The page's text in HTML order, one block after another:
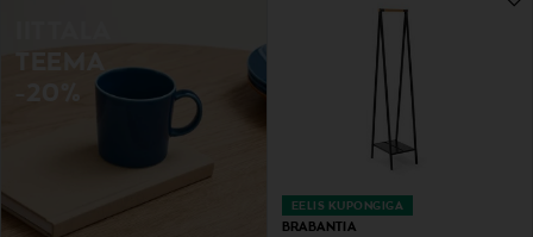
EELIS KUPONGIGA
BRABANTIA